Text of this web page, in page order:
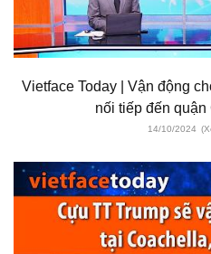
Vietface Today | Vận động
nối tiếp đến quận
14/10/2024